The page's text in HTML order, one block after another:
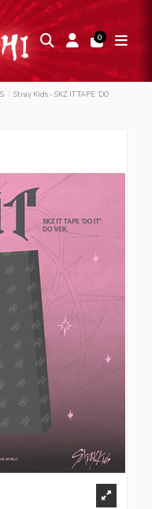
0
Stray Kids - SKZ IT TAPE ‘DO